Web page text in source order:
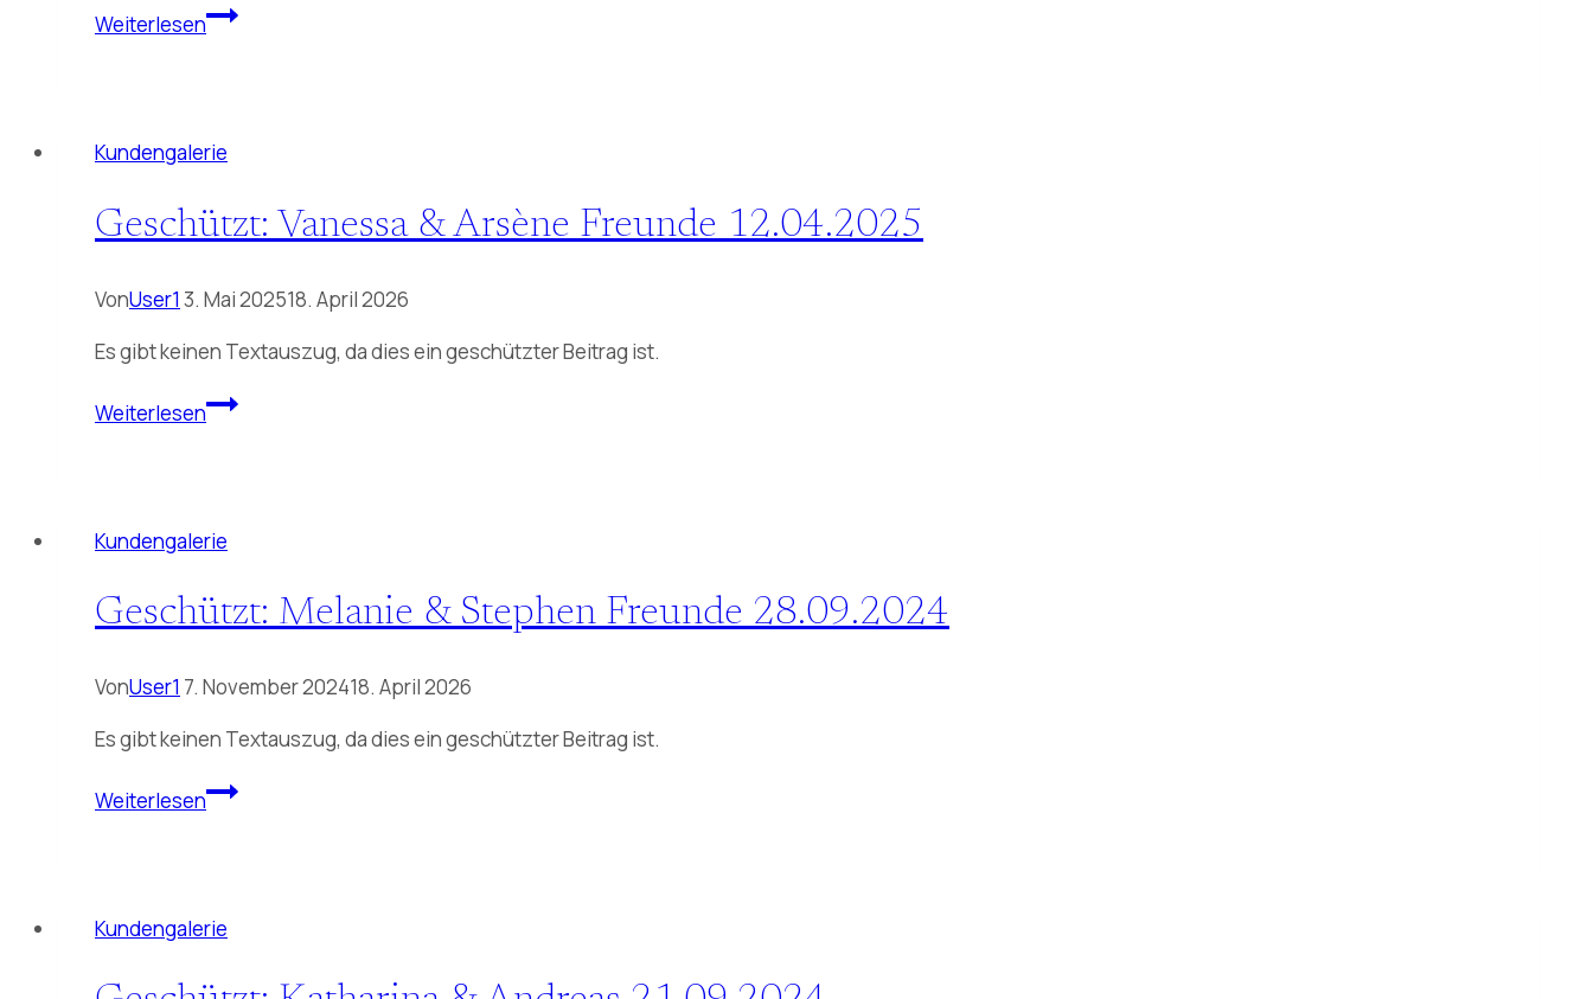
WeiterlesenGeschützt:
03.05.2025
Kundengalerie
Geschützt: Vanessa & Arsène Freunde 12.04.2025
VonUser1 3. Mai 202518. April 2026
Es gibt keinen Textauszug, da dies ein geschützter Beitrag ist.
WeiterlesenGeschützt:
Freunde
Kundengalerie
Geschützt: Melanie & Stephen Freunde 28.09.2024
VonUser1 7. November 202418. April 2026
Es gibt keinen Textauszug, da dies ein geschützter Beitrag ist.
WeiterlesenGeschützt:
Freunde
Kundengalerie